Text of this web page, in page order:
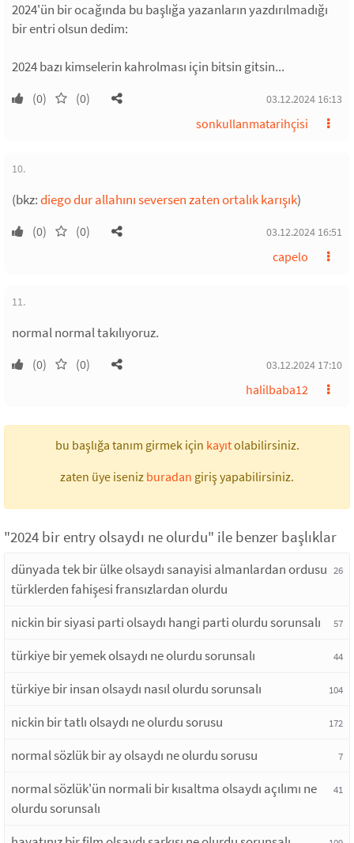
2024'ün bir ocağında bu başlığa yazanların yazdırılmadığı
bir entri olsun dedim:
2024 bazı kimselerin kahrolması için bitsin gitsin...
(0) (0) 03.12.2024 16:13
sonkullanmatarihçisi
10.
(bkz:diego dur allahını seversen zaten ortalık karışık)
(0) (0) 03.12.2024 16:51
capelo
11.
normal normal takılıyoruz.
(0) (0) 03.12.2024 17:10
halilbaba12
bu başlığa tanım girmek için kayıtolabilirsiniz.
zaten üye iseniz buradan giriş yapabilirsiniz.
"2024 bir entry olsaydı ne olurdu" ile benzer başlıklar
dünyada tek bir ülke olsaydı sanayisi almanlardan ordusu
türklerden fahişesi fransızlardan olurdu
26
nickin bir siyasi parti olsaydı hangi parti olurdu sorunsalı 57
türkiye bir yemek olsaydı ne olurdu sorunsalı 44
türkiye bir insan olsaydı nasıl olurdu sorunsalı 104
nickin bir tatlı olsaydı ne olurdu sorusu 172
normal sözlük bir ay olsaydı ne olurdu sorusu 7
normal sözlük'ün normali bir kısaltma olsaydı açılımı ne
olurdu sorunsalı
41